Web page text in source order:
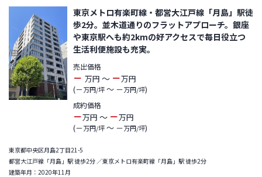
東京メトロ有楽町線・都営大江戸線「月島」駅徒
歩2分。並木道通りのフラットアプローチ。銀座
や東京駅へも約2kmの好アクセスで毎日役立つ
生活利便施設も充実。
売出価格
－ 万円 ～ －万円
(－万円/坪～ －万円/坪)
成約価格
－万円 ～ －万円
(－万円/坪～ －万円/坪)
東京都中央区月島2丁目21-5
都営大江戸線「月島」駅 徒歩2分 ／東京メトロ有楽町線「月島」駅 徒歩2分
建築年月：2020年11月